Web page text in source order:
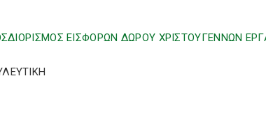
ΕΙΣΦΟΡΩΝ ΔΩΡΟΥ ΧΡΙΣΤΟΥΓΕΝΝΩΝ